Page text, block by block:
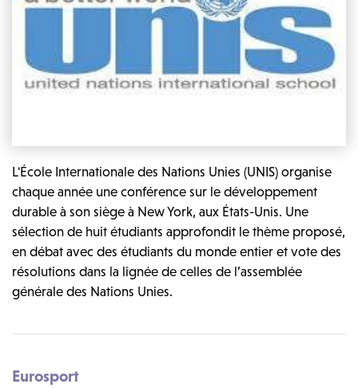
L'École Internationale des Nations Unies (UNIS) organise
chaque année une conférence sur le développement
durable à son siège à New York, aux États-Unis. Une
sélection de huit étudiants approfondit le thème proposé,
en débat avec des étudiants du monde entier et vote des
résolutions dans la lignée de celles de l’assemblée
générale des Nations Unies.
Eurosport